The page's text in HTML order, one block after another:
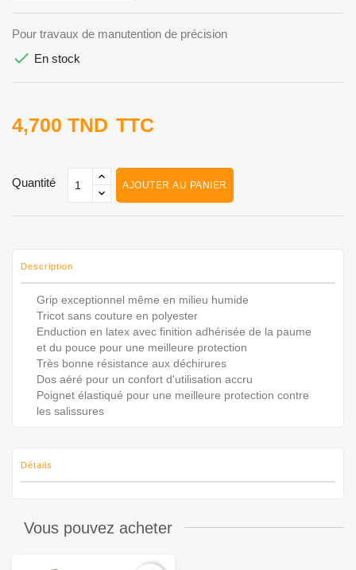
Pour travaux de manutention de précision
 En stock
4,700 TND TTC
Quantité AJOUTER AU PANIER
Description
Grip exceptionnel même en milieu humide
Tricot sans couture en polyester
Enduction en latex avec finition adhérisée de la paume
et du pouce pour une meilleure protection
Très bonne résistance aux déchirures
Dos aéré pour un confort d'utilisation accru
Poignet élastiqué pour une meilleure protection contre
les salissures
Détails
Vous pouvez acheter